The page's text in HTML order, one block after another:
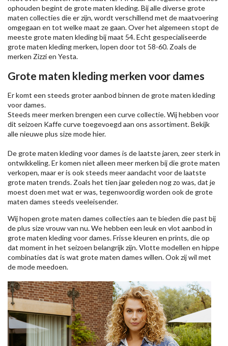
ophouden begint de grote maten kleding. Bij alle diverse grote
maten collecties die er zijn, wordt verschillend met de maatvoering
omgegaan en tot welke maat ze gaan. Over het algemeen stopt de
meeste grote maten kleding bij maat 54. Echt gespecialiseerde
grote maten kleding merken, lopen door tot 58-60. Zoals de
merken Zizzien Yesta.
Grote maten kleding merken voor dames
Er komt een steeds groter aanbod binnen de grote maten kleding
voor dames.
Steeds meer merken brengen een curve collectie. Wij hebben voor
dit seizoen Kaffecurve toegevoegd aan ons assortiment. Bekijk
alle nieuweplus size modehier.
De grote maten kleding voor dames is de laatste jaren, zeer sterk in
ontwikkeling. Er komen niet alleen meer merken bij die grote maten
verkopen, maar er is ook steeds meer aandacht voor de laatste
grote maten trends. Zoals het tien jaar geleden nog zo was, dat je
moest doen met wat er was, tegenwoordig worden ook de grote
maten dames steeds veeleisender.
Wij hopen grote maten dames collecties aan te bieden die past bij
de plus size vrouw van nu. We hebben een leuk en vlot aanbod in
grote maten kleding voor dames. Frisse kleuren en prints, die op
dat moment in het seizoen belangrijk zijn. Vlotte modellen en hippe
combinaties dat is wat grote maten dames willen. Ook zij wil met
de mode meedoen.